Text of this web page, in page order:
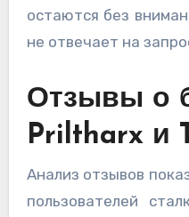
остаются без
не отвечает на
Отзывы о
Priltharx и
Анализ отзывов
пользователей